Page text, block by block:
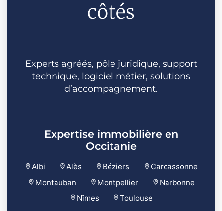
côtés
Experts agréés, pôle juridique, support
technique, logiciel métier, solutions
d’accompagnement.
Expertise immobilière en
Occitanie
Albi Alès Béziers
Carcassonne
Montauban
Montpellier
Narbonne
Nîmes
Toulouse